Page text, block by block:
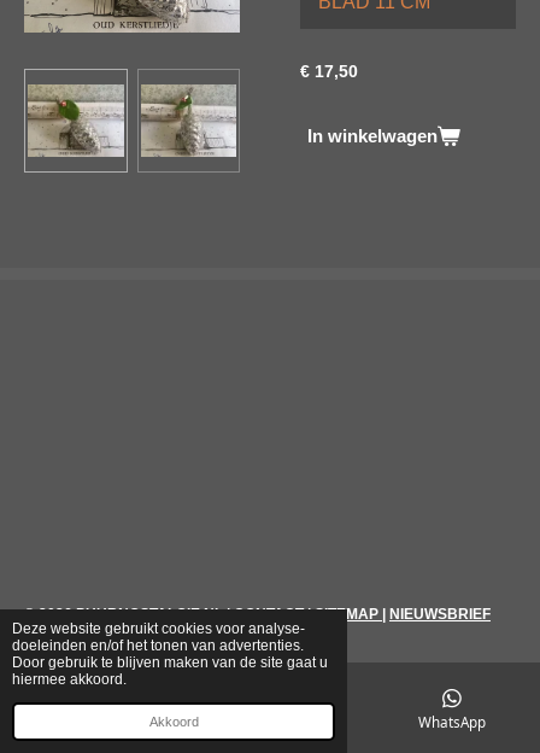
Deze website gebruikt cookies voor analyse-
doeleinden en/of het tonen van advertenties.
Door gebruik te blijven maken van de site gaat u
hiermee akkoord.
Akkoord
€ 17,50
In winkelwagen
© 2026 PUURNOSTALGIE.NL|CONTACT|SITEMAP NIEUWSBRIEF
WhatsApp